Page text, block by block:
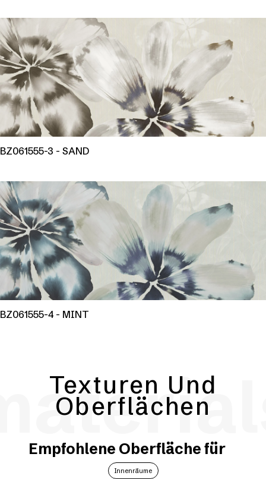
BZ061555-3 - SAND
BZ061555-4 - MINT
Texturen Und
Oberflächen
Empfohlene Oberfläche für
Innenräume